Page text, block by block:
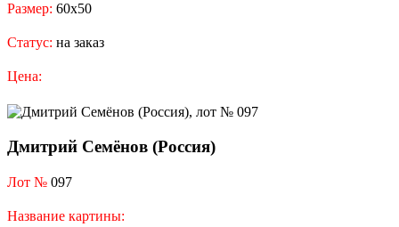
Размер: 60x50
Статус: на заказ
Цена:
Дмитрий Семёнов (Россия)
Лот № 097
Название картины: